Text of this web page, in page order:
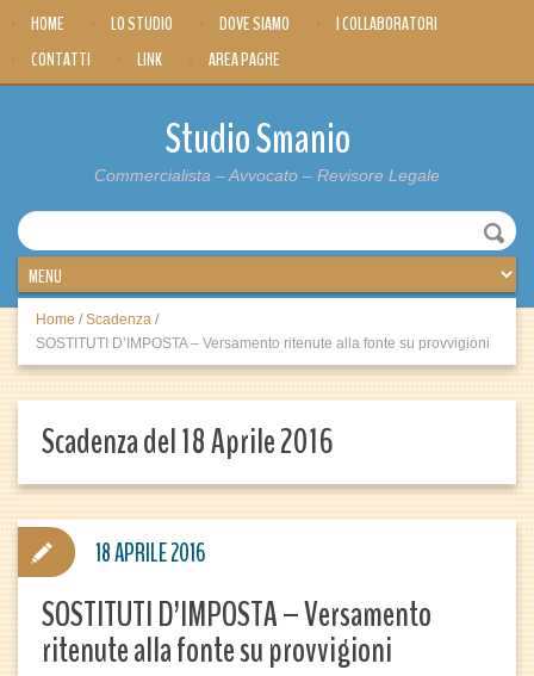
HOME LO STUDIO DOVE SIAMO
I COLLABORATORI
CONTATTI
LINK AREA PAGHE
Studio Smanio
Commercialista – Avvocato – Revisore Legale
Home / Scadenza /
SOSTITUTI D’IMPOSTA – Versamento ritenute alla fonte su provvigioni
Scadenza del 18 Aprile 2016
SOSTITUTI D’IMPOSTA – Versamento
ritenute alla fonte su provvigioni
18 APRILE 2016